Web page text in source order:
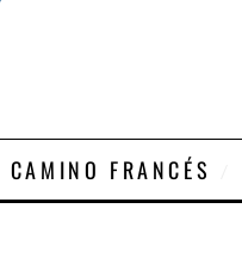
CAMINO FRANCÉS